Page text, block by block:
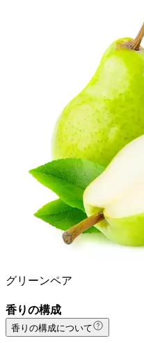
グリーンペア
香りの構成
香りの構成について